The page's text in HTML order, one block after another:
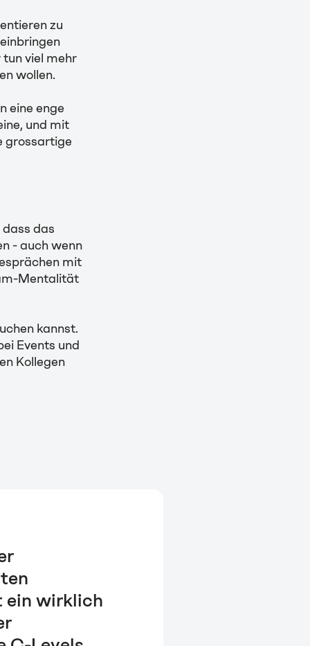
zu
viel mehr
wollen.
eine enge
und mit
grossartige
das
- auch wenn
mit
Mentalität
kannst.
Events und
Kollegen
ein wirklich